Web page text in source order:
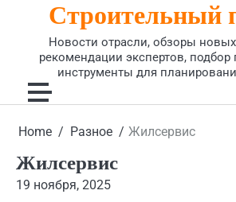
Строительный
Новости отрасли, обзоры
рекомендации экспертов, подбор
инструменты для
Home Разное Жилсервис
Жилсервис
19 ноября, 2025